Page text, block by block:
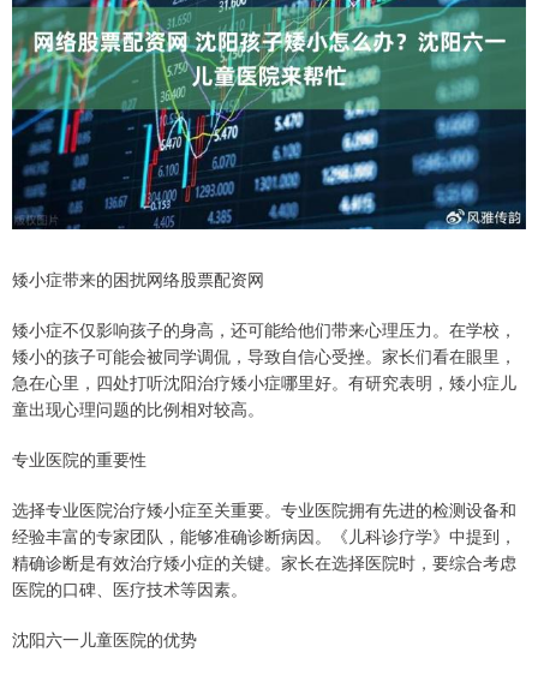
矮小症带来的困扰网络股票配资网
矮小症不仅影响孩子的身高，还可能给他们带来心理压力。在学校，
矮小的孩子可能会被同学调侃，导致自信心受挫。家长们看在眼里，
急在心里，四处打听沈阳治疗矮小症哪里好。有研究表明，矮小症儿
童出现心理问题的比例相对较高。
专业医院的重要性
选择专业医院治疗矮小症至关重要。专业医院拥有先进的检测设备和
经验丰富的专家团队，能够准确诊断病因。《儿科诊疗学》中提到，
精确诊断是有效治疗矮小症的关键。家长在选择医院时，要综合考虑
医院的口碑、医疗技术等因素。
沈阳六一儿童医院的优势